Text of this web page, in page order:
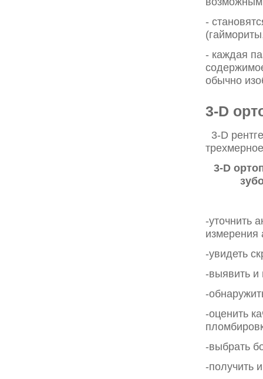
-
- каждая
обычно
3-D
3-D
3-D
-уточнить
измерения
-увидеть
-выявить и
-
-оценить
-выбрать
-получить